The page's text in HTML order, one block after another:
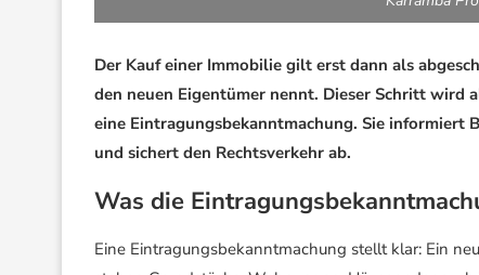
Der Kauf einer Immobilie gilt erst dann als
den neuen Eigentümer nennt. Dieser Schritt wird
eine Eintragungsbekanntmachung. Sie
und sichert den Rechtsverkehr ab.
Was die
Eine Eintragungsbekanntmachung stellt klar: Ein